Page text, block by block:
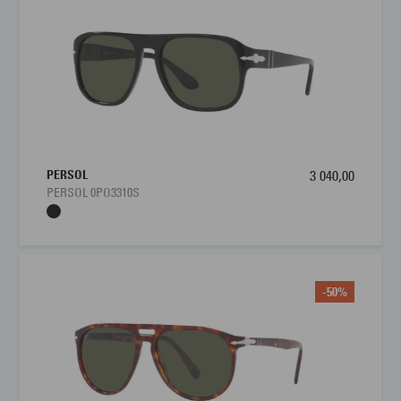
PERSOL
PERSOL 0PO3310S
3 040,00
-50%